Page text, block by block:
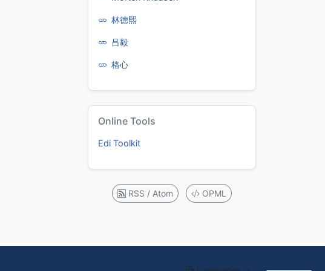
林德熙
吕毅
格心
Online Tools
Edi Toolkit
RSS / Atom OPML